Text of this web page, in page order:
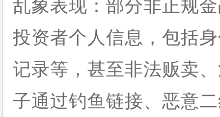
乱象表现：部分非正规
投资者个人信息，包括
记录等，甚至非法贩卖
子通过钓鱼链接、恶意